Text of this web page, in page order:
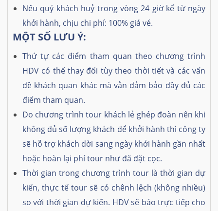
Nếu quý khách huỷ trong vòng 24 giờ kể từ ngày
khởi hành, chịu chi phí: 100% giá vé.
MỘT SỐ LƯU Ý:
Thứ tự các điểm tham quan theo chương trình
HDV có thể thay đổi tùy theo thời tiết và các vấn
đề khách quan khác mà vẫn đảm bảo đầy đủ các
điểm tham quan.
Do chương trình tour khách lẻ ghép đoàn nên khi
không đủ số lượng khách để khởi hành thì công ty
sẽ hỗ trợ khách dời sang ngày khởi hành gần nhất
hoặc hoàn lại phí tour như đã đặt cọc.
Thời gian trong chương trình tour là thời gian dự
kiến, thực tế tour sẽ có chênh lệch (không nhiều)
so với thời gian dự kiến. HDV sẽ báo trực tiếp cho